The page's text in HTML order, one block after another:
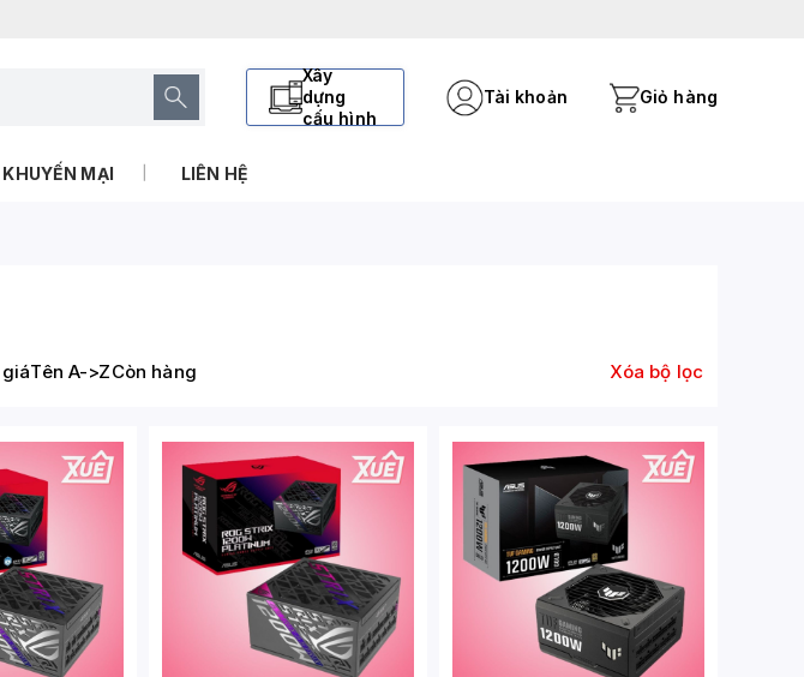
Xây
dựng
cấu hình
Tài khoản Giỏ hàng
KHUYẾN MẠI LIÊN HỆ
Tên A->ZCòn hàng Xóa bộ lọc